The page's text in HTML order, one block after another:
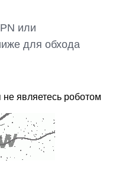
или
для обхода
являетесь роботом